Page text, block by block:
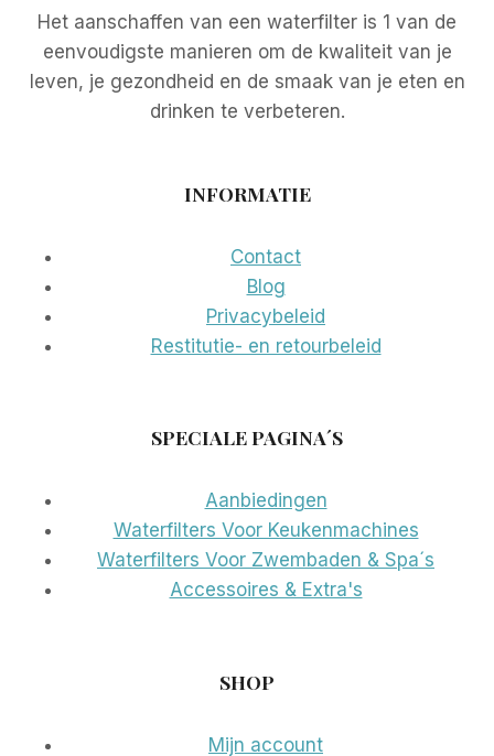
Het aanschaffen van een waterfilter is 1 van de
eenvoudigste manieren om de kwaliteit van je
leven, je gezondheid en de smaak van je eten en
drinken te verbeteren.
INFORMATIE
Contact
Blog
Privacybeleid
Restitutie- en retourbeleid
SPECIALE PAGINA´S
Aanbiedingen
Waterfilters Voor Keukenmachines
Waterfilters Voor Zwembaden & Spa´s
Accessoires & Extra's
SHOP
Mijn account